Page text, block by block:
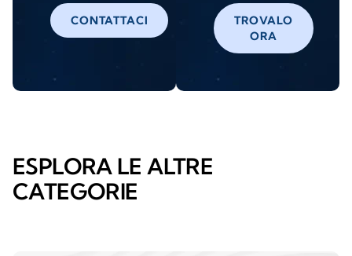
CONTATTACI
TROVALO
ORA
ESPLORA LE ALTRE
CATEGORIE